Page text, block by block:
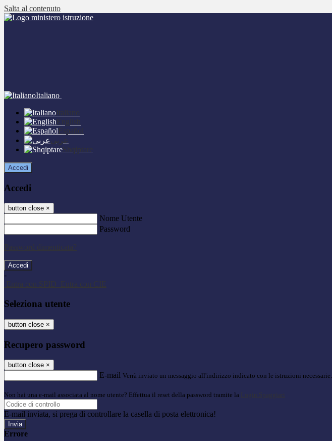
Salta al contenuto
Italiano
Italiano
English
Español
عربى
Shqiptare
Accedi
Accedi
button close ×
Nome Utente
Password
Password dimenticata?
-
Entra con SPID
Entra con CIE
Seleziona utente
button close ×
Recupero password
button close ×
E-mail Verrà inviato un messaggio all'indirizzo indicato con le istruzioni necessarie.
Non hai una e-mail associata al nome utente? Effettua il reset della password tramite la Login Spaggiari
E-mail inviata, si prega di controllare la casella di posta elettronica!
Errore